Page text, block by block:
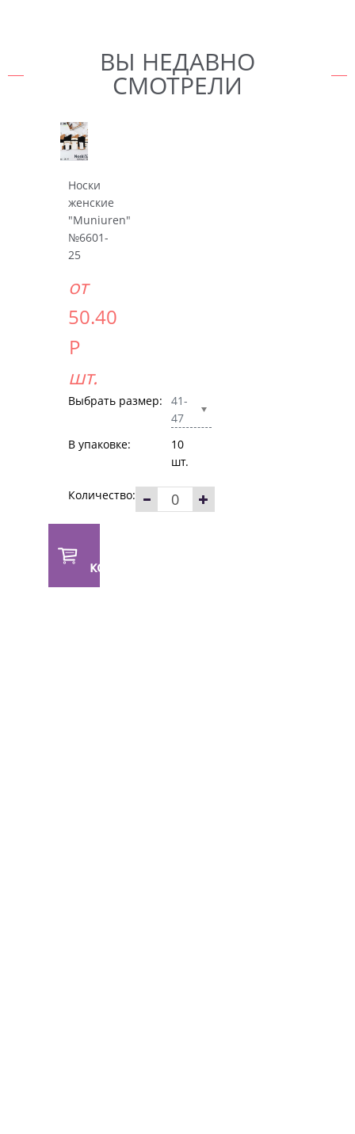
ВЫ НЕДАВНО
СМОТРЕЛИ
Носки
женские
"Muniuren"
№6601-
25
от
50.40
Р
шт.
Выбрать размер:
41-
47
В упаковке:
10
шт.
Количество:
корзину